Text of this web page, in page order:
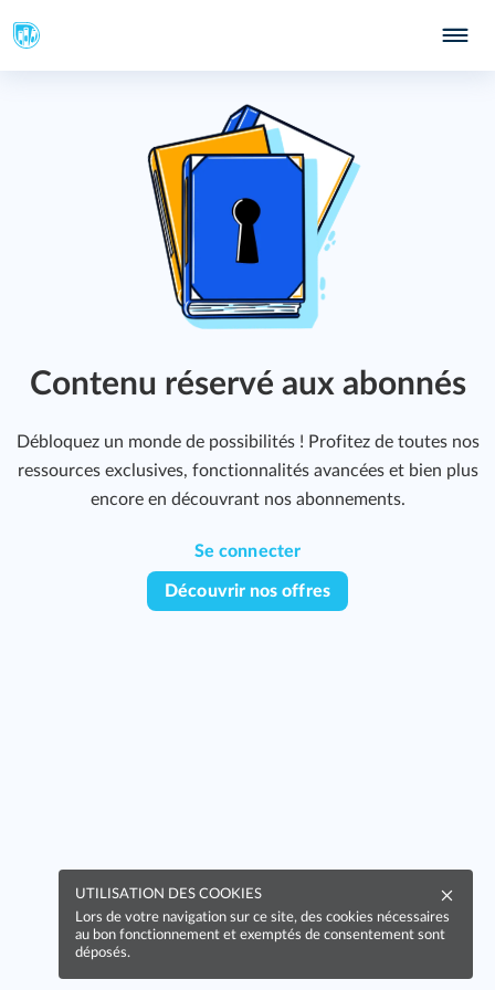
Contenu réservé aux abonnés
Débloquez un monde de possibilités ! Profitez de toutes nos
ressources exclusives, fonctionnalités avancées et bien plus
encore en découvrant nos abonnements.
Se connecter
Découvrir nos offres
UTILISATION DES COOKIES
Lors de votre navigation sur ce site, des cookies nécessaires
au bon fonctionnement et exemptés de consentement sont
déposés.